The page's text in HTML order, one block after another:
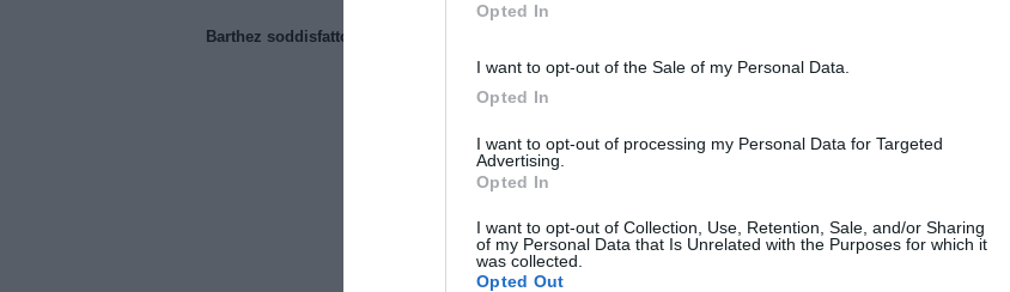
Opted In
I want to opt-out of the Sale of my Personal Data.
Opted In
I want to opt-out of processing my Personal Data for Targeted
Advertising.
Opted In
I want to opt-out of Collection, Use, Retention, Sale, and/or Sharing
of my Personal Data that Is Unrelated with the Purposes for which it
was collected.
Opted Out
Barthez soddisfatto del Manchester United